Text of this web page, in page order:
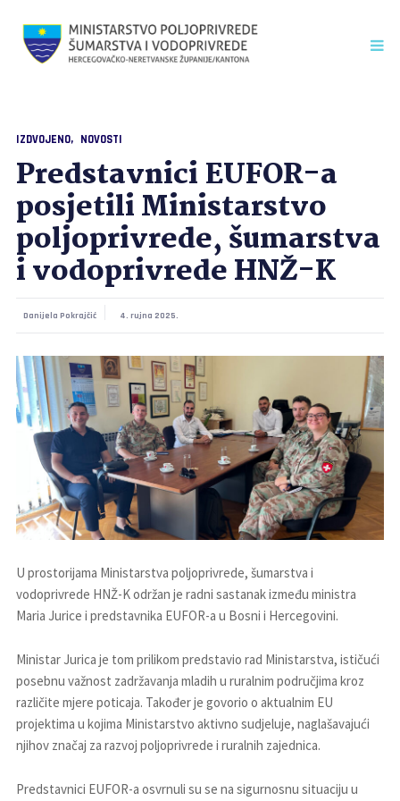
IZDVOJENO NOVOSTI
Predstavnici EUFOR-a
posjetili Ministarstvo
poljoprivrede, šumarstva
i vodoprivrede HNŽ-K
Danijela Pokrajčić 4. rujna 2025.
U prostorijama Ministarstva poljoprivrede, šumarstva i
vodoprivrede HNŽ-K održan je radni sastanak između ministra
Maria Jurice i predstavnika EUFOR-a u Bosni i Hercegovini.
Ministar Jurica je tom prilikom predstavio rad Ministarstva, ističući
posebnu važnost zadržavanja mladih u ruralnim područjima kroz
različite mjere poticaja. Također je govorio o aktualnim EU
projektima u kojima Ministarstvo aktivno sudjeluje, naglašavajući
njihov značaj za razvoj poljoprivrede i ruralnih zajednica.
Predstavnici EUFOR-a osvrnuli su se na sigurnosnu situaciju u